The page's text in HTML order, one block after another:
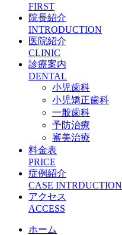
FIRST
院長紹介
INTRODUCTION
医院紹介
CLINIC
診療案内
DENTAL
小児歯科
小児矯正歯科
一般歯科
予防治療
審美治療
料金表
PRICE
症例紹介
CASE INTRDUCTION
アクセス
ACCESS
ホーム